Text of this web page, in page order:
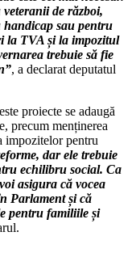
de război,
handicap sau pentru
la TVA și la impozitul
trebuie să fie
, a declarat deputatul
proiecte se adaugă
precum menținerea
impozitelor pentru
dar ele trebuie
echilibru social. Ca
asigura că vocea
Parlament și că
pentru familiile și